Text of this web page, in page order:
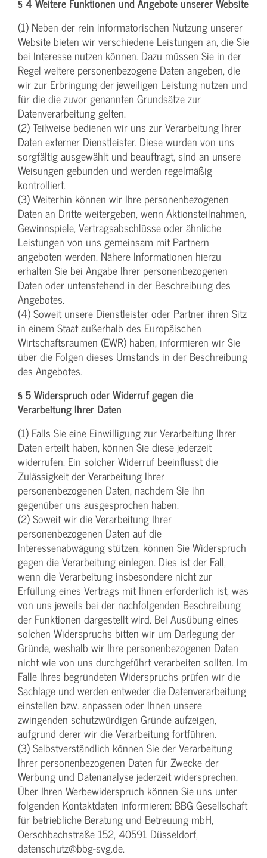
§ 4 Weitere Funktionen und Angebote unserer Website
(1) Neben der rein informatorischen Nutzung unserer
Website bieten wir verschiedene Leistungen an, die Sie
bei Interesse nutzen können. Dazu müssen Sie in der
Regel weitere personenbezogene Daten angeben, die
wir zur Erbringung der jeweiligen Leistung nutzen und
für die die zuvor genannten Grundsätze zur
Datenverarbeitung gelten.
(2) Teilweise bedienen wir uns zur Verarbeitung Ihrer
Daten externer Dienstleister. Diese wurden von uns
sorgfältig ausgewählt und beauftragt, sind an unsere
Weisungen gebunden und werden regelmäßig
kontrolliert.
(3) Weiterhin können wir Ihre personenbezogenen
Daten an Dritte weitergeben, wenn Aktionsteilnahmen,
Gewinnspiele, Vertragsabschlüsse oder ähnliche
Leistungen von uns gemeinsam mit Partnern
angeboten werden. Nähere Informationen hierzu
erhalten Sie bei Angabe Ihrer personenbezogenen
Daten oder untenstehend in der Beschreibung des
Angebotes.
(4) Soweit unsere Dienstleister oder Partner ihren Sitz
in einem Staat außerhalb des Europäischen
Wirtschaftsraumen (EWR) haben, informieren wir Sie
über die Folgen dieses Umstands in der Beschreibung
des Angebotes.
§ 5 Widerspruch oder Widerruf gegen die
Verarbeitung Ihrer Daten
(1) Falls Sie eine Einwilligung zur Verarbeitung Ihrer
Daten erteilt haben, können Sie diese jederzeit
widerrufen. Ein solcher Widerruf beeinflusst die
Zulässigkeit der Verarbeitung Ihrer
personenbezogenen Daten, nachdem Sie ihn
gegenüber uns ausgesprochen haben.
(2) Soweit wir die Verarbeitung Ihrer
personenbezogenen Daten auf die
Interessenabwägung stützen, können Sie Widerspruch
gegen die Verarbeitung einlegen. Dies ist der Fall,
wenn die Verarbeitung insbesondere nicht zur
Erfüllung eines Vertrags mit Ihnen erforderlich ist, was
von uns jeweils bei der nachfolgenden Beschreibung
der Funktionen dargestellt wird. Bei Ausübung eines
solchen Widerspruchs bitten wir um Darlegung der
Gründe, weshalb wir Ihre personenbezogenen Daten
nicht wie von uns durchgeführt verarbeiten sollten. Im
Falle Ihres begründeten Widerspruchs prüfen wir die
Sachlage und werden entweder die Datenverarbeitung
einstellen bzw. anpassen oder Ihnen unsere
zwingenden schutzwürdigen Gründe aufzeigen,
aufgrund derer wir die Verarbeitung fortführen.
(3) Selbstverständlich können Sie der Verarbeitung
Ihrer personenbezogenen Daten für Zwecke der
Werbung und Datenanalyse jederzeit widersprechen.
Über Ihren Werbewiderspruch können Sie uns unter
folgenden Kontaktdaten informieren: BBG Gesellschaft
für betriebliche Beratung und Betreuung mbH,
Oerschbachstraße 152, 40591 Düsseldorf,
datenschutz@bbg-svg.de.